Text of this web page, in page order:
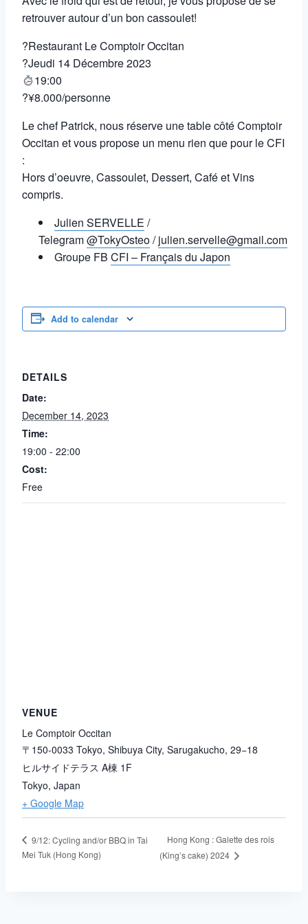
retrouver autour d’un bon cassoulet!
?Restaurant Le Comptoir Occitan
?️Jeudi 14 Décembre 2023
19:00
?¥8.000/personne
Le chef Patrick, nous réserve une table côté Comptoir
Occitan et vous propose un menu rien que pour le CFI
:
Hors d’oeuvre, Cassoulet, Dessert, Café et Vins
compris.
Julien SERVELLE /
Telegram@TokyOsteo/julien.servelle@gmail.com
Groupe FB CFI – Français du Japon
Add to calendar
DETAILS
Date:
December 14, 2023
Time:
19:00 - 22:00
Cost:
Free
VENUE
Le Comptoir Occitan
〒150-0033 Tokyo, Shibuya City, Sarugakucho, 29−18
ヒルサイドテラス A棟 1F
Tokyo, Japan
+ Google Map
9/12: Cycling and/or BBQ in Tai
Mei Tuk (Hong Kong)
Hong Kong : Galette des rois
(King’s cake) 2024